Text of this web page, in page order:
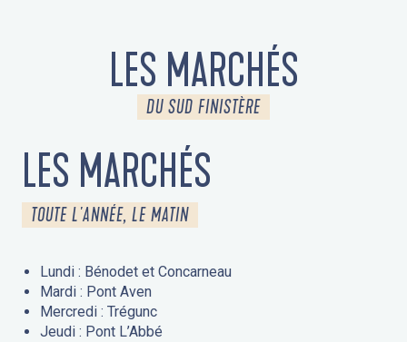
LES MARCHÉS
DU SUD FINISTÈRE
LES MARCHÉS
TOUTE L'ANNÉE, LE MATIN
Lundi : Bénodet et Concarneau
Mardi : Pont Aven
Mercredi : Trégunc
Jeudi : Pont L’Abbé